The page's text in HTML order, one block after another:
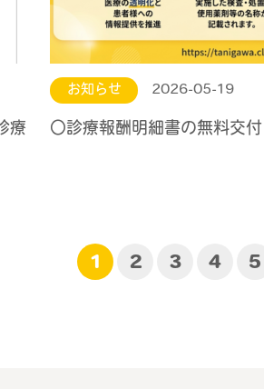
療
お知らせ 2026-05-19
〇診療報酬明細書の無料交
1 2 3 4 5